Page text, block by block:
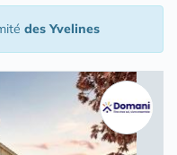
des Yvelines